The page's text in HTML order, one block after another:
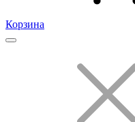
Корзина